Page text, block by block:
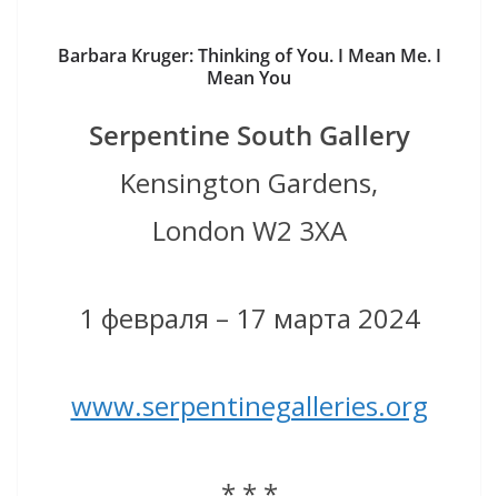
Barbara Kruger: Thinking of You. I Mean Me. I
Mean You
Serpentine South Gallery
Kensington Gardens,
London W2 3XA
1 февраля – 17 марта 2024
www.serpentinegalleries.org